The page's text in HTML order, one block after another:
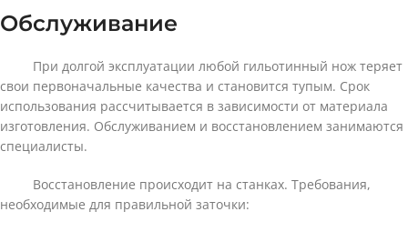
Обслуживание
При долгой эксплуатации любой гильотинный нож теряет
свои первоначальные качества и становится тупым. Срок
использования рассчитывается в зависимости от материала
изготовления. Обслуживанием и восстановлением занимаются
специалисты.
Восстановление происходит на станках. Требования,
необходимые для правильной заточки: